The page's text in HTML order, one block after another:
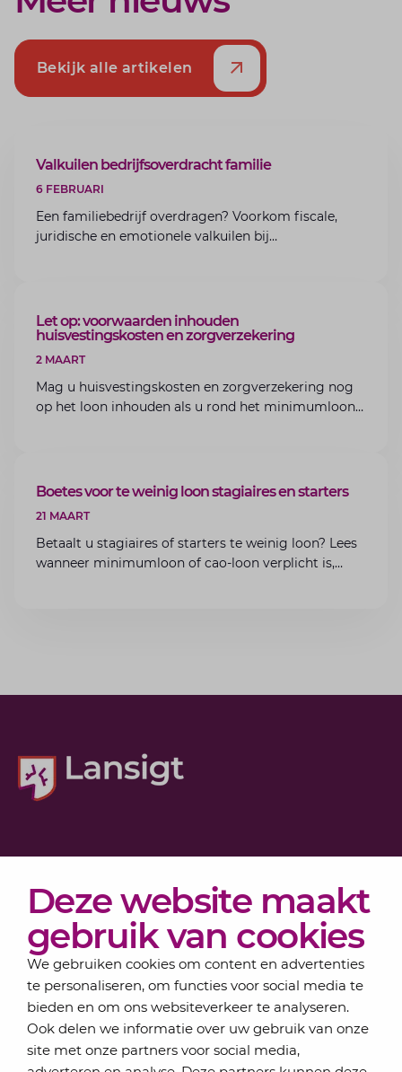
Deze website maakt
gebruik van cookies
We gebruiken cookies om content en advertenties
te personaliseren, om functies voor social media te
bieden en om ons websiteverkeer te analyseren.
Ook delen we informatie over uw gebruik van onze
site met onze partners voor social media,
Bekijk alle artikelen
ARTIKEL
Valkuilen bedrijfsoverdracht familie
6 FEBRUARI
Een familiebedrijf overdragen? Voorkom fiscale,
juridische en emotionele valkuilen bij
ARTIKEL
Let op: voorwaarden inhouden
huisvestingskosten en zorgverzekering
2 MAART
Mag u huisvestingskosten en zorgverzekering nog
op het loon inhouden als u rond het minimumloon
ARTIKEL
Boetes voor te weinig loon stagiaires en starters
21 MAART
Betaalt u stagiaires of starters te weinig loon? Lees
wanneer minimumloon of cao-loon verplicht is,
Actueel
Over Lansigt
Contact
Schrijf je in voor onze nieuwsbrief
Elke maand bundelen de adviseurs van Lansigt in